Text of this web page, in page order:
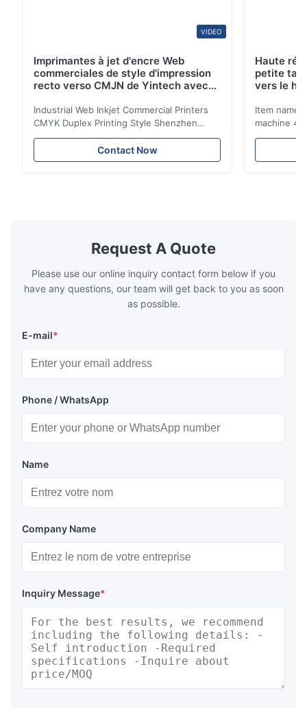
VIDEO
Imprimantes à jet d'encre Web
commerciales de style d'impression
recto verso CMJN de Yintech avec
Industrial Web Inkjet Commercial Printers
CMYK Duplex Printing Style Shenzhen
Yintech Co.,LTD is a modern high-tech
enterprise specialized in pre-press plate
making equipment, integrating design, R&D,
UV plate making machine Flexo plate
making machine Monochrome / Dual
Contact Now
Haute
petite
vers le
Item name
machine 4-
max format
choose
Request A Quote
Please use our online inquiry contact form below if you
have any questions, our team will get back to you as soon
as possible.
E-mail*
Phone / WhatsApp
Name
Company Name
Inquiry Message*